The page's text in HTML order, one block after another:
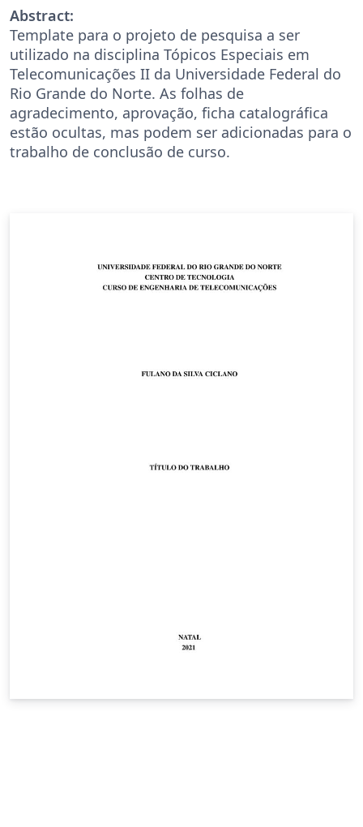
Abstract:
Template para o projeto de pesquisa a ser
utilizado na disciplina Tópicos Especiais em
Telecomunicações II da Universidade Federal do
Rio Grande do Norte. As folhas de
agradecimento, aprovação, ficha catalográfica
estão ocultas, mas podem ser adicionadas para o
trabalho de conclusão de curso.